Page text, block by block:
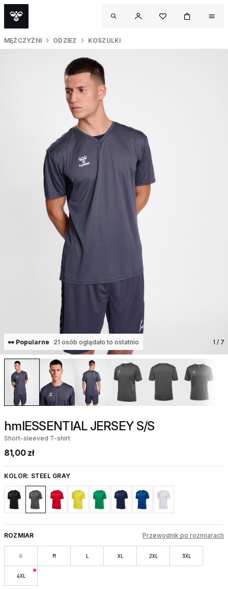
MĘŻCZYŹNI ODZIEZ KOSZULKI
👀 Popularne 21 osób oglądało to ostatnio 1 / 7
hmlESSENTIAL JERSEY S/S
Short-sleeved T-shirt
81,00 zł
KOLOR: STEEL GRAY
ROZMIAR Przewodnik po rozmiarach
S M L XL 2XL 3XL
4XL